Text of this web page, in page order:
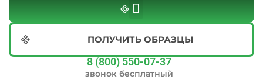
ПОЛУЧИТЬ ОБРАЗЦЫ
8 (800) 550-07-37
звонок бесплатный